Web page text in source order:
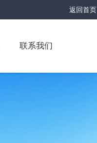
返回首页
联系我们